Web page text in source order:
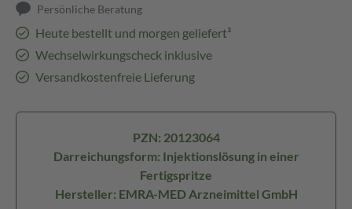
Persönliche Beratung
Heute bestellt und morgen geliefert³
Wechselwirkungscheck inklusive
Versandkostenfreie Lieferung
PZN: 20123064
Darreichungsform: Injektionslösung in einer
Fertigspritze
Hersteller: EMRA-MED Arzneimittel GmbH